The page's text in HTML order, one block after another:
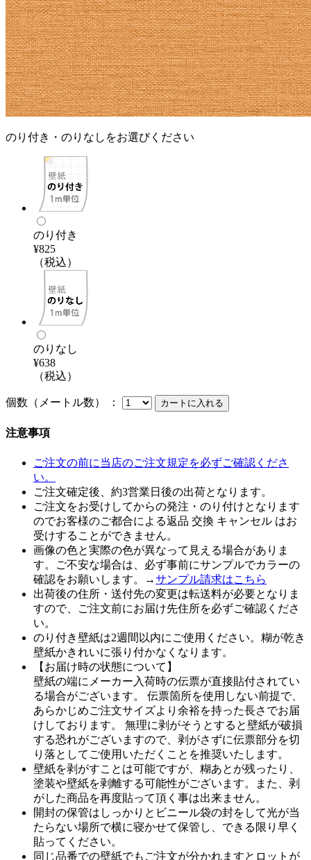
のり付き・のりなしをお選びください
のり付き
¥825
（税込）
のりなし
¥638
（税込）
個数（メートル数） ：
注意事項
ご注文の前に当店のご注文規定を必ずご確認くださ
い。
ご注文確定後、約3営業日後の出荷となります。
ご注文をお受けしてからの発注・のり付けとなります
のでお客様のご都合による返品 交換 キャンセル はお
受けすることができません。
画像の色と実際の色が異なって見える場合がありま
す。ご不安な場合は、必ず事前にサンプルでカラーの
確認をお願いします。→サンプル請求はこちら
出荷後の住所・送付先の変更は転送料が必要となりま
すので、ご注文前にお届け先住所を必ずご確認くださ
い。
のり付き壁紙は2週間以内にご使用ください。糊が乾き
壁紙かきれいに張り付かなくなります。
【お届け時の状態について】
壁紙の端にメーカー入荷時の伝票が直接貼付されてい
る場合がございます。 伝票箇所を使用しない前提で、
あらかじめご注文サイズより余裕を持った長さでお届
けしております。 無理に剥がそうとすると壁紙が破損
する恐れがございますので、剥がさずに伝票部分を切
り落としてご使用いただくことを推奨いたします。
壁紙を剥がすことは可能ですが、糊あとが残ったり、
塗装や壁紙を剥離する可能性がございます。また、剥
がした商品を再度貼って頂く事は出来ません。
開封の保管はしっかりとビニール袋の封をして光が当
たらない場所で横に寝かせて保管し、できる限り早く
貼ってください。
同じ品番での壁紙でもご注文が分かれますとロットが